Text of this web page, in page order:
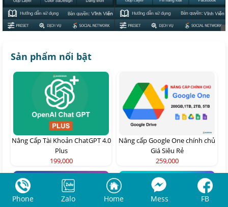
Sản phẩm nổi bật
Nâng Cấp Tài Khoản ChatGPT 4.0
Plus
199,000
Nâng cấp Google One chính chủ
Giá Siêu Rẻ
259,000
Phone Zalo Home Mess FB